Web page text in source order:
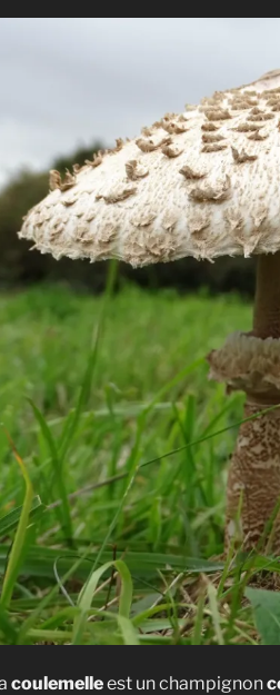
coulemelleest un champignon